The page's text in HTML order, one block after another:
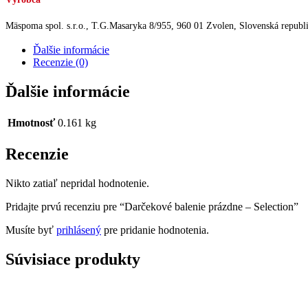
Mäspoma spol. s.r.o., T.G.Masaryka 8/955, 960 01 Zvolen, Slovenská
Ďalšie informácie
Recenzie (0)
Ďalšie informácie
Hmotnosť 0.161 kg
Recenzie
Nikto zatiaľ nepridal hodnotenie.
Pridajte prvú recenziu pre “Darčekové balenie prázdne – Selection”
Musíte byť prihlásený pre pridanie hodnotenia.
Súvisiace produkty